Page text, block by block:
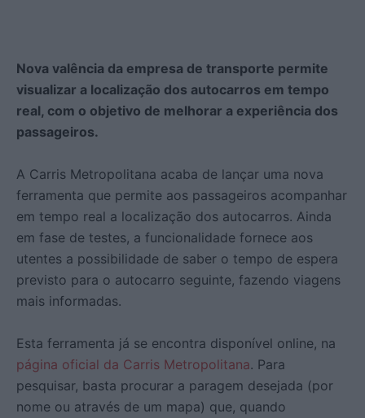
Nova valência da empresa de transporte permite
visualizar a localização dos autocarros em tempo
real, com o objetivo de melhorar a experiência dos
passageiros.
A Carris Metropolitana acaba de lançar uma nova
ferramenta que permite aos passageiros acompanhar
em tempo real a localização dos autocarros. Ainda
em fase de testes, a funcionalidade fornece aos
utentes a possibilidade de saber o tempo de espera
previsto para o autocarro seguinte, fazendo viagens
mais informadas.
Esta ferramenta já se encontra disponível online, na
página oficial da Carris Metropolitana. Para
pesquisar, basta procurar a paragem desejada (por
nome ou através de um mapa) que, quando